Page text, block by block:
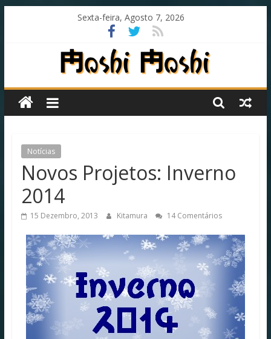
Sexta-feira, Agosto 7, 2026
Moshi
Moshi
Subs
fansub
diferente
todos
outros!
Notícias
Novos Projetos: Inverno
2014
15 Dezembro, 2013 Kitamura 14 Comentários